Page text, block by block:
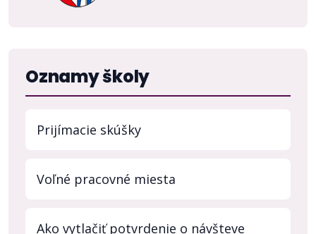
Oznamy školy
Prijímacie skúšky
Voľné pracovné miesta
Ako vytlačiť potvrdenie o návšteve